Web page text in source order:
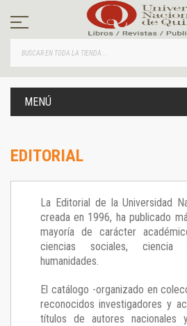
contenido
MENÚ
EDITORIAL
La Editorial de la Universidad
creada en 1996, ha publicado
mayoría de carácter
ciencias sociales,
humanidades.
El catálogo -organizado en
reconocidos investigadores y
títulos de autores nacionales